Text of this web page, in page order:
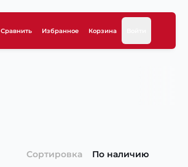
Сравнить Избранное Корзина
Сортировка По наличию